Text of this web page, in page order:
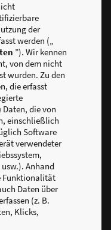
der
werden („
”). Wir kennen
von dem nicht
wurden. Zu den
die erfasst
die von
einschließlich
Software
verwendeter
Anhand
Funktionalität
Daten über
(z. B.
Klicks,